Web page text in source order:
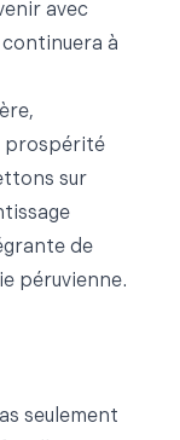
avec
à
prospérité
sur
de
péruvienne.
seulement